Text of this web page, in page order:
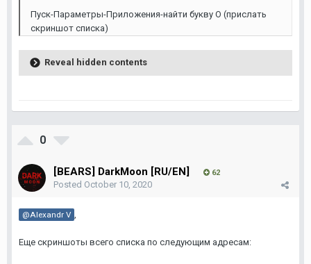
Пуск-Параметры-Приложения-найти букву О (прислать
скриншот списка)
Reveal hidden contents
0
[BEARS] DarkMoon [RU/EN] 62
Posted October 10, 2020
@Alexandr V ,
Еще скриншоты всего списка по следующим адресам: